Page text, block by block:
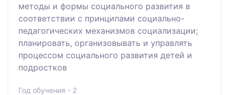
методы и формы социального развития в
соответствии с принципами социально-
педагогических механизмов социализации;
планировать, организовывать и управлять
процессом социального развития детей и
подростков
Год обучения - 2